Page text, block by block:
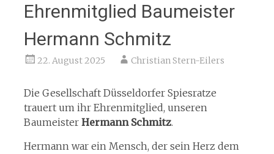
Ehrenmitglied Baumeister
Hermann Schmitz
22. August 2025 Christian Stern-Eilers
Die Gesellschaft Düsseldorfer Spiesratze
trauert um ihr Ehrenmitglied, unseren
Baumeister Hermann Schmitz.
Hermann war ein Mensch, der sein Herz dem